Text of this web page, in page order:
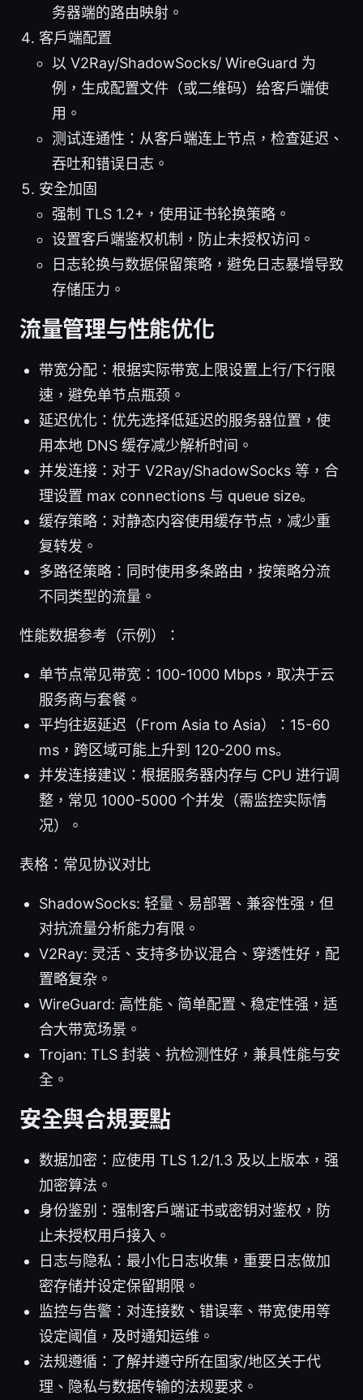
务器端的路由映射。
客户端配置
以 V2Ray/ShadowSocks/ WireGuard 为
例，生成配置文件（或二维码）给客户端使
用。
测试连通性：从客户端连上节点，检查延迟、
吞吐和错误日志。
安全加固
强制 TLS 1.2+，使用证书轮换策略。
设置客户端鉴权机制，防止未授权访问。
日志轮换与数据保留策略，避免日志暴增导致
存储压力。
流量管理与性能优化
带宽分配：根据实际带宽上限设置上行/下行限
速，避免单节点瓶颈。
延迟优化：优先选择低延迟的服务器位置，使
用本地 DNS 缓存减少解析时间。
并发连接：对于 V2Ray/ShadowSocks 等，合
理设置 max connections 与 queue size。
缓存策略：对静态内容使用缓存节点，减少重
复转发。
多路径策略：同时使用多条路由，按策略分流
不同类型的流量。
性能数据参考（示例）：
单节点常见带宽：100-1000 Mbps，取决于云
服务商与套餐。
平均往返延迟（From Asia to Asia）：15-60
ms，跨区域可能上升到 120-200 ms。
并发连接建议：根据服务器内存与 CPU 进行调
整，常见 1000-5000 个并发（需监控实际情
况）。
表格：常见协议对比
ShadowSocks: 轻量、易部署、兼容性强，但
对抗流量分析能力有限。
V2Ray: 灵活、支持多协议混合、穿透性好，配
置略复杂。
WireGuard: 高性能、简单配置、稳定性强，适
合大带宽场景。
Trojan: TLS 封装、抗检测性好，兼具性能与安
全。
安全與合規要點
数据加密：应使用 TLS 1.2/1.3 及以上版本，强
加密算法。
身份鉴别：强制客户端证书或密钥对鉴权，防
止未授权用户接入。
日志与隐私：最小化日志收集，重要日志做加
密存储并设定保留期限。
监控与告警：对连接数、错误率、带宽使用等
设定阈值，及时通知运维。
法规遵循：了解并遵守所在国家/地区关于代
理、隐私与数据传输的法规要求。